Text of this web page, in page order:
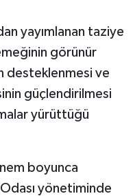
yayımlanan taziye
görünür
desteklenmesi ve
güçlendirilmesi
yürüttüğü
boyunca
yönetiminde